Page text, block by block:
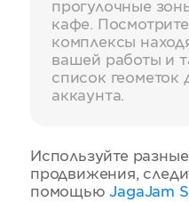
прогулочные
кафе.
комплексы
вашей работы и
список геометок
аккаунта.
Используйте
продвижения,
помощьюJagaJam